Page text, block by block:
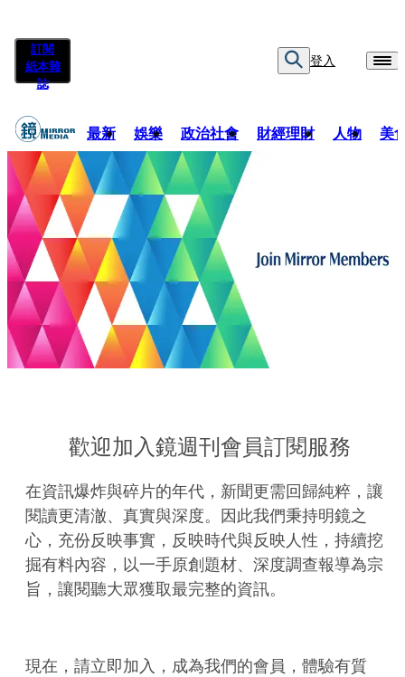
訂閱
紙本雜
誌
登入
最新 娛樂 政治社會 財經理財 人物 美
歡迎加入鏡週刊會員訂閱服務
在資訊爆炸與碎片的年代，新聞更需回歸純粹，讓
閱讀更清澈、真實與深度。因此我們秉持明鏡之
心，充份反映事實，反映時代與反映人性，持續挖
掘有料內容，以一手原創題材、深度調查報導為宗
旨，讓閱聽大眾獲取最完整的資訊。
現在，請立即加入，成為我們的會員，體驗有質